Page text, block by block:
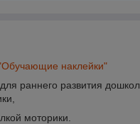
наклейки"
раннего развития
моторики.